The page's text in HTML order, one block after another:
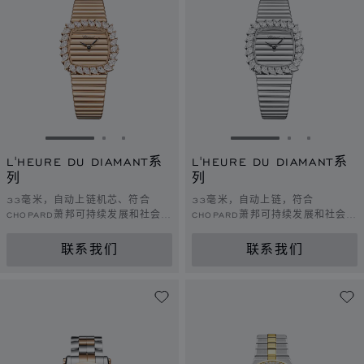
转到幻灯片 1转到幻灯片 2
转到幻灯片 3
L'HEURE DU DIAMANT系
列
33毫米，自动上链机芯、符合
CHOPARD萧邦可持续发展和社会责
联系我们
转到幻灯片 1转到幻灯
转到幻
L'HEURE DU DIAMANT系
列
33毫米，自动上链，符合
CHOPARD萧邦可持续发展和社会责
联系我们